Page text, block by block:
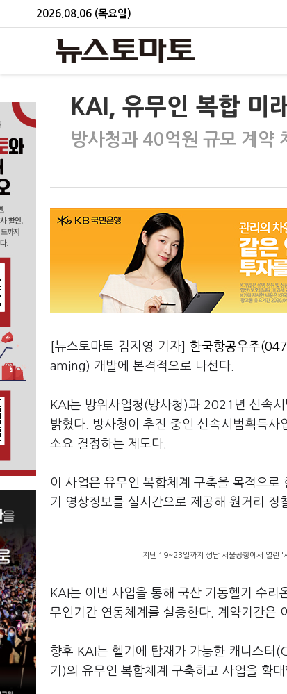
2026.08.06 (목요일)
KAI, 유무인 복합 미
방사청과 40억원 규모 계약
[뉴스토마토 김지영 기자] 한국항공우주
aming) 개발에 본격적으로 나선다.
KAI는 방위사업청(방사청)과 2021년 신속
밝혔다. 방사청이 추진 중인 신속시범획득
소요 결정하는 제도다.
이 사업은 유무인 복합체계 구축을 목적으로
기 영상정보를 실시간으로 제공해 원거리 정
지난 19~23일까지 성남 서울공항에서 열린
KAI는 이번 사업을 통해 국산 기동헬기 수리
무인기간 연동체계를 실증한다. 계약기간
향후 KAI는 헬기에 탑재가 가능한 캐니스터
기)의 유무인 복합체계 구축하고 사업을 확대